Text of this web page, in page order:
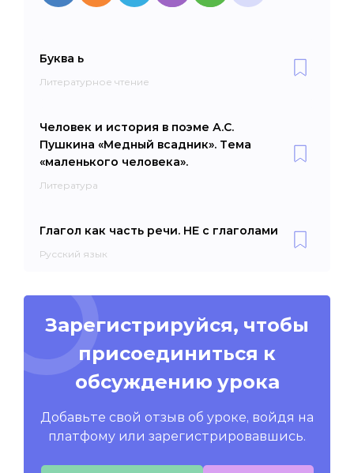
Буква ь
Литературное чтение
Человек и история в поэме А.С.
Пушкина «Медный всадник». Тема
«маленького человека».
Литература
Глагол как часть речи. НЕ с глаголами
Русский язык
Зарегистрируйся, чтобы
присоединиться к
обсуждению урока
Добавьте свой отзыв об уроке, войдя на
платфому или зарегистрировавшись.